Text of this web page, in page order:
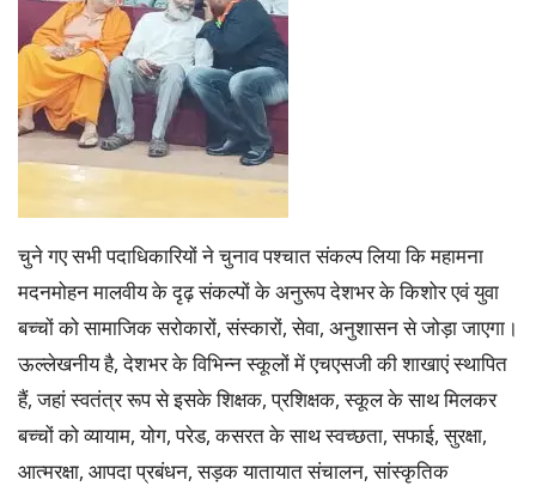
चुने गए सभी पदाधिकारियों ने चुनाव पश्चात संकल्प लिया कि महामना
मदनमोहन मालवीय के दृढ़ संकल्पों के अनुरूप देशभर के किशोर एवं युवा
बच्चों को सामाजिक सरोकारों, संस्कारों, सेवा, अनुशासन से जोड़ा जाएगा।
ऊल्लेखनीय है, देशभर के विभिन्न स्कूलों में एचएसजी की शाखाएं स्थापित
हैं, जहां स्वतंत्र रूप से इसके शिक्षक, प्रशिक्षक, स्कूल के साथ मिलकर
बच्चों को व्यायाम, योग, परेड, कसरत के साथ स्वच्छता, सफाई, सुरक्षा,
आत्मरक्षा, आपदा प्रबंधन, सड़क यातायात संचालन, सांस्कृतिक